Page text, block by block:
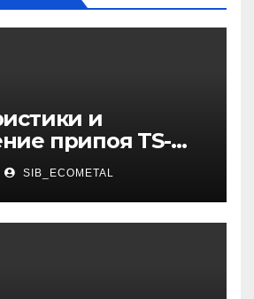
и
припоя TS-
SIB_ECOMETAL